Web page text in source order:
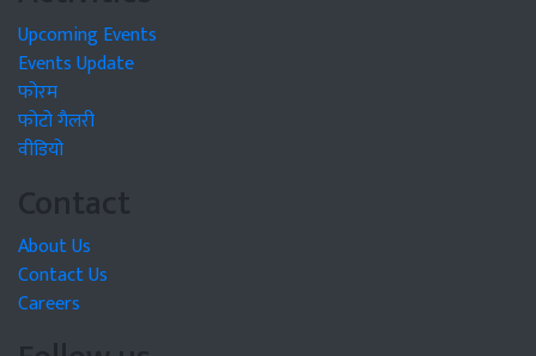
Upcoming Events
Events Update
फोरम
फोटो गैलरी
वीडियो
Contact
About Us
Contact Us
Careers